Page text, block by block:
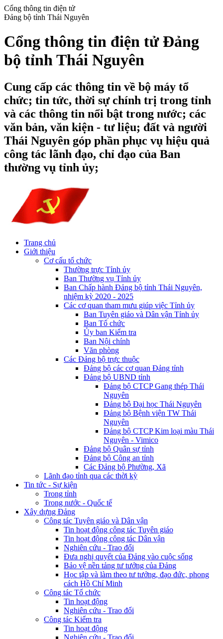
Cổng thông tin điện tử
Đảng bộ tỉnh Thái Nguyên
Cổng thông tin điện tử Đảng
bộ tỉnh Thái Nguyên
Cung cấp các thông tin về bộ máy tổ
chức; tin tức, thời sự chính trị trong tỉnh
và các thông tin nổi bật trong nước; các
văn bản, văn kiện - tư liệu; đất và người
Thái Nguyên góp phần phục vụ hiệu quả
công tác lãnh đạo, chỉ đạo của Ban
thường vụ tỉnh ủy;
Trang chủ
Giới thiệu
Cơ cấu tổ chức
Thường trực Tỉnh ủy
Ban Thường vụ Tỉnh ủy
Ban Chấp hành Đảng bộ tỉnh Thái Nguyên,
nhiệm kỳ 2020 - 2025
Các cơ quan tham mưu giúp việc Tỉnh ủy
Ban Tuyên giáo và Dân vận Tỉnh ủy
Ban Tổ chức
Ủy ban Kiểm tra
Ban Nội chính
Văn phòng
Các Đảng bộ trực thuộc
Đảng bộ các cơ quan Đảng tỉnh
Đảng bộ UBND tỉnh
Đảng bộ CTCP Gang thép Thái
Nguyên
Đảng bộ Đại học Thái Nguyên
Đảng bộ Bệnh viện TW Thái
Nguyên
Đảng bộ CTCP Kim loại màu Thái
Nguyên - Vimico
Đảng bộ Quân sự tỉnh
Đảng bộ Công an tỉnh
Các Đảng bộ Phường, Xã
Lãnh đạo tỉnh qua các thời kỳ
Tin tức - Sự kiện
Trong tỉnh
Trong nước - Quốc tế
Xây dựng Đảng
Công tác Tuyên giáo và Dân vận
Tin hoạt động công tác Tuyên giáo
Tin hoạt động công tác Dân vận
Nghiên cứu - Trao đổi
Đưa nghị quyết của Đảng vào cuộc sống
Bảo vệ nền tảng tư tưởng của Đảng
Học tập và làm theo tư tưởng, đạo đức, phong
cách Hồ Chí Minh
Công tác Tổ chức
Tin hoạt động
Nghiên cứu - Trao đổi
Công tác Kiểm tra
Tin hoạt động
Nghiên cứu - Trao đổi